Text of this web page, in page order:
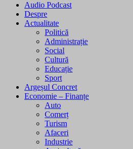
Audio Podcast
Despre
Actualitate
Politică
Administrație
Social
Cultură
Educație
Sport
Argeșul Concret
Economie – Finanțe
Auto
Comerț
Turism
Afaceri
Industrie